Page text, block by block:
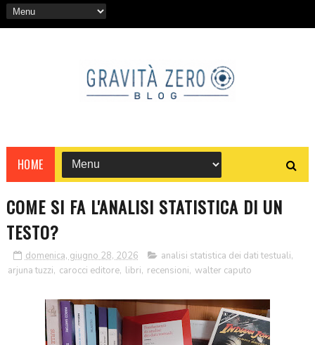
HOME
COME SI FA L'ANALISI STATISTICA DI UN
TESTO?
domenica, giugno 28, 2026 analisi statistica dei dati testuali,
arjuna tuzzi, carocci editore, libri, recensioni, walter caputo